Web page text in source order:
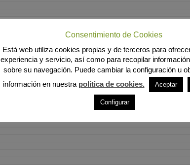
Consentimiento de Cookies
Está web utiliza cookies propias y de terceros para
experiencia y servicio, así como para recopilar
sobre su navegación. Puede cambiar la configuración u
información en nuestra política de cookies. Aceptar
Configurar